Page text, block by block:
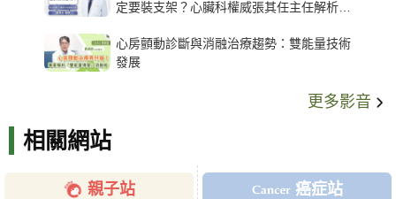
定要裝支架？心臟科權威張其任主任解析支
心房顫動診斷與消融治療趨勢：雙能量技術
發展
更多影音
相關網站
親子站 癌症站